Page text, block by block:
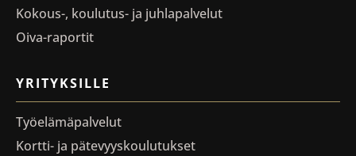
Kokous-, koulutus- ja juhlapalvelut
Oiva-raportit
YRITYKSILLE
Työelämäpalvelut
Kortti- ja pätevyyskoulutukset